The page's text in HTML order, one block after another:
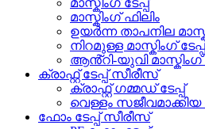
മാസ്കിംഗ് ഫിലിം
ഉയർന്ന താപനില
നിറമുള്ള മാസ്കിംഗ് ടേപ്പ്
ആൻ്റി-യുവി മാസ്കിംഗ്
ക്രാഫ്റ്റ് ടേപ്പ് സീരീസ്
ക്രാഫ്റ്റ് ഗമ്മഡ് ടേപ്പ്
വെള്ളം സജീവമാക്കിയ
ഫോം ടേപ്പ് സീരീസ്